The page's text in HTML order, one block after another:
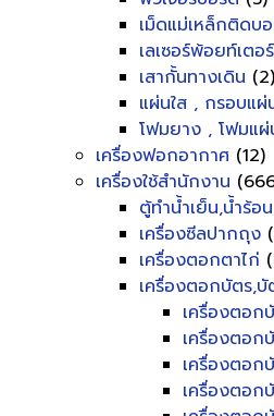
เม็ดแม่เหล็กติด
เลเซอร์พ้อยท์เตอร์
เสากั้นทางเดิน (2)
แผ่นใส , กรอบแผ่
โฟมยาง , โฟมแผ่
เครื่องฟอกอากาศ (12)
เครื่องใช้สำนักงาน
ตู้ทำน้ำเย็น,น้ำร้อน
เครื่องซีลปากถุง
เครื่องตอกตาไก่
เครื่องตอกบัตร,
เครื่องตอก
เครื่องตอก
เครื่องตอก
เครื่องตอก